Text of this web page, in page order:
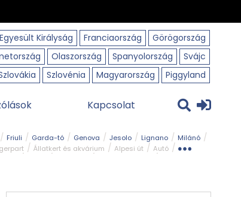
Egyesült Királyság Franciaország
Görögország
Olaszország Spanyolország
Svájc
Szlovénia Magyarország Piggyland
Kapcsolat
Friuli Garda-tó Genova Jesolo Lignano
Milánó
Állatkert és akvárium Alpesi út
Autó